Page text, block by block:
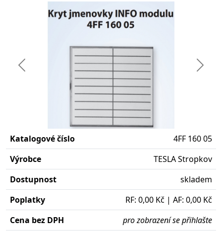
Předchozí Další
Katalogové číslo
4FF 160 05
Výrobce
TESLA Stropkov
Dostupnost
skladem
Poplatky
RF: 0,00 Kč | AF: 0,00 Kč
Cena bez DPH
pro zobrazení se přihlašte